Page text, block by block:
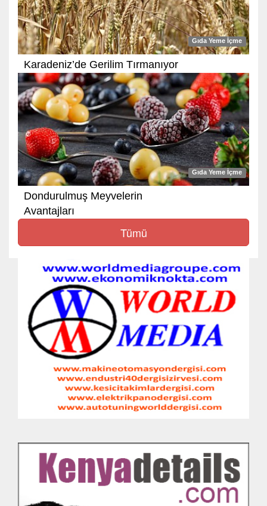
Gıda Yeme İçme
Karadeniz’de Gerilim Tırmanıyor
Gıda Yeme İçme
Dondurulmuş Meyvelerin
Avantajları
Tümü